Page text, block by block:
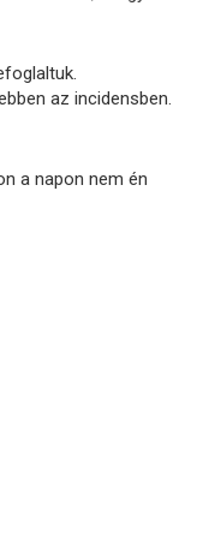
az incidensben.
a napon nem én